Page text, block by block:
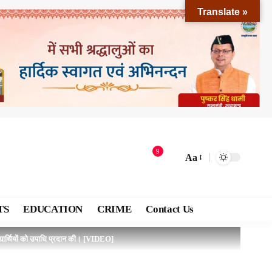
9
Aa
EDUCATION CRIME Contact Us
को उपाधि प्रदान की। [VIDEO]
Translate »